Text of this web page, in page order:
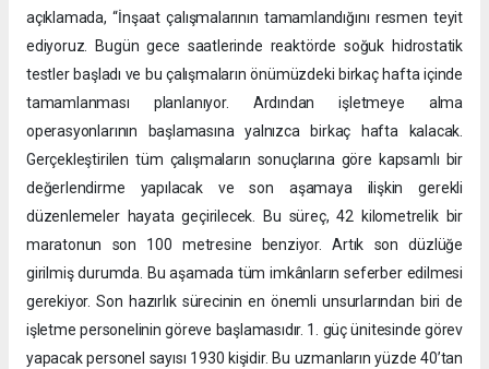
açıklamada, “İnşaat çalışmalarının tamamlandığını resmen teyit
ediyoruz. Bugün gece saatlerinde reaktörde soğuk hidrostatik
testler başladı ve bu çalışmaların önümüzdeki birkaç hafta içinde
tamamlanması planlanıyor. Ardından işletmeye alma
operasyonlarının başlamasına yalnızca birkaç hafta kalacak.
Gerçekleştirilen tüm çalışmaların sonuçlarına göre kapsamlı bir
değerlendirme yapılacak ve son aşamaya ilişkin gerekli
düzenlemeler hayata geçirilecek. Bu süreç, 42 kilometrelik bir
maratonun son 100 metresine benziyor. Artık son düzlüğe
girilmiş durumda. Bu aşamada tüm imkânların seferber edilmesi
gerekiyor. Son hazırlık sürecinin en önemli unsurlarından biri de
işletme personelinin göreve başlamasıdır. 1. güç ünitesinde görev
yapacak personel sayısı 1930 kişidir. Bu uzmanların yüzde 40’tan